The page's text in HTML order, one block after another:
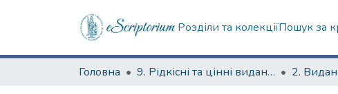
Розділи та колекціїПошук за
Головна 9. Рідкісні та цінні видання 2.